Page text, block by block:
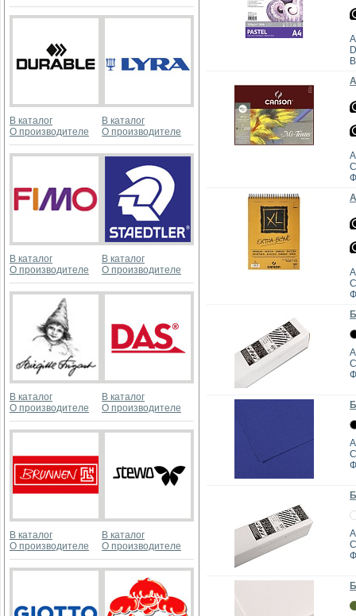
В каталог
О производителе
В каталог
О производителе
В каталог
О производителе
В каталог
О производителе
В каталог
О производителе
В каталог
О производителе
В каталог
О производителе
В каталог
О производителе